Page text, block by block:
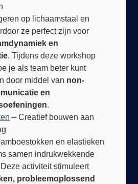
op lichaamstaal en
ze perfect zijn voor
en
. Tijdens deze workshop
je als team beter kunt
door middel vannon-
en
.
– Creatief bouwen aan
en elastieken
samen indrukwekkende
activiteit stimuleert
probleemoplossend
samenwerkingop een